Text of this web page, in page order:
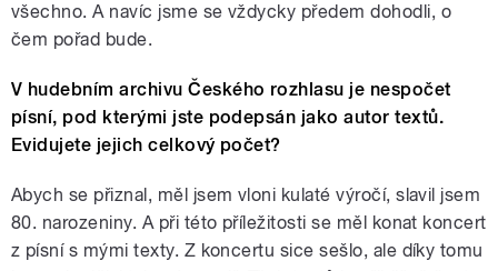
všechno. A navíc jsme se vždycky předem dohodli, o
čem pořad bude.
V hudebním archivu Českého rozhlasu je nespočet
písní, pod kterými jste podepsán jako autor textů.
Evidujete jejich celkový počet?
Abych se přiznal, měl jsem vloni kulaté výročí, slavil jsem
80. narozeniny. A při této příležitosti se měl konat koncert
z písní s mými texty. Z koncertu sice sešlo, ale díky tomu